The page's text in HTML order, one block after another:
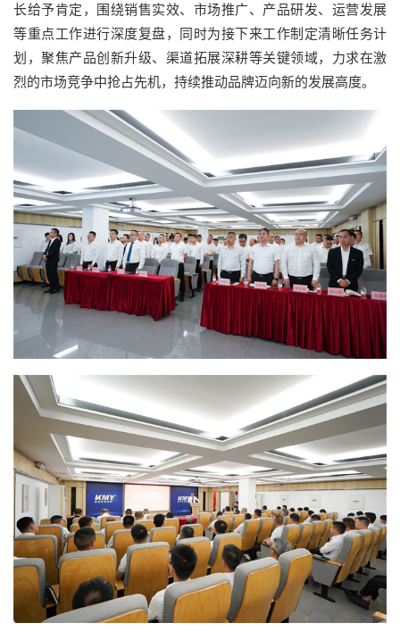
长给予肯定，围绕销售实效、市场推广、产品研发、运营发展
等重点工作进行深度复盘，同时为接下来工作制定清晰任务计
划，聚焦产品创新升级、渠道拓展深耕等关键领域，力求在激
烈的市场竞争中抢占先机，持续推动品牌迈向新的发展高度。